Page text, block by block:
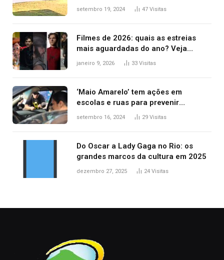
durante confusão no trânsito
setembro 19, 2024 47 Visitas
Filmes de 2026: quais as estreias
mais aguardadas do ano? Veja
principais lançamentos do cinema
janeiro 9, 2026 33 Visitas
‘Maio Amarelo’ tem ações em
escolas e ruas para prevenir
acidentes no trânsito no AP
setembro 16, 2024 29 Visitas
Do Oscar a Lady Gaga no Rio: os
grandes marcos da cultura em 2025
dezembro 27, 2025 24 Visitas